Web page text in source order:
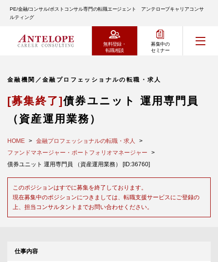
PE/金融/コンサル/ポストコンサル専門の転職エージェント アンテロープキャリアコンサ
ルティング
無料登録・
転職相談
募集中の
セミナー
金融機関／金融プロフェッショナルの転職・求人
[募集終了]債券ユニット 運用専門員
（資産運用業務）
HOME
金融プロフェッショナルの転職・求人
ファンドマネージャー・ポートフォリオマネージャー
債券ユニット 運用専門員 （資産運用業務） [ID:36760]
このポジションはすでに募集を終了しております。
現在募集中のポジションにつきましては、転職支援サービスにご登録の
上、担当コンサルタントまでお問い合わせください。
仕事内容